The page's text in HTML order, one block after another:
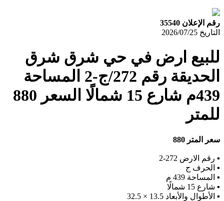
رقم الإعلان 35540
التاريخ 2026/07/25
للبيع ارض في حي شرق شرق
الحديقة رقم 272/ج-2 المساحة
439م شارع 15 شمالًا السعر 880
للمتر
سعر المتر 880
▪︎ رقم الارض 272-2
▪︎ الحرف ج
▪︎ المساحة 439 م
▪︎ شارع 15 شمالًا
▪︎ الأطوال والأبعاد 13.5 × 32.5